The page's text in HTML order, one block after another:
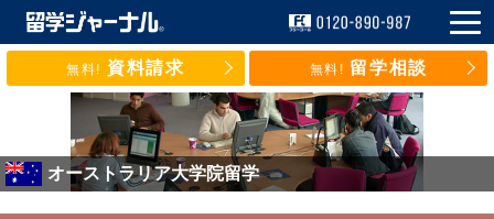
無料! 資料請求 無料! 留学相談
オーストラリア大学院留学